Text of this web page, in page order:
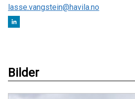
lasse.vangstein@havila.no
Bilder